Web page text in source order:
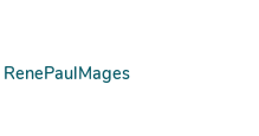
RenePaulMages